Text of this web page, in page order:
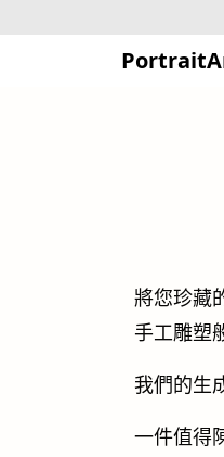
將您珍藏
手工雕塑
我們的生
一件值得